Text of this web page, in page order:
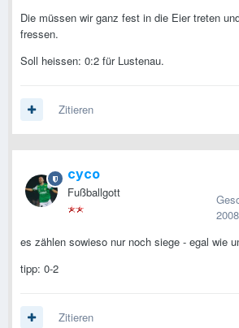
Die müssen wir ganz fest in die Eier treten
fressen.
Soll heissen: 0:2 für Lustenau.
Zitieren
cyco
Fußballgott
2008
es zählen sowieso nur noch siege - egal wie
tipp: 0-2
Zitieren